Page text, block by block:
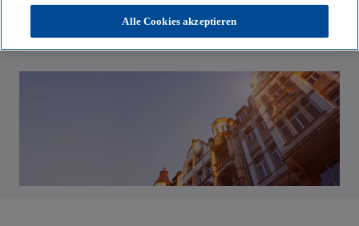
T +49 341 991 61080
Alle Cookies akzeptieren